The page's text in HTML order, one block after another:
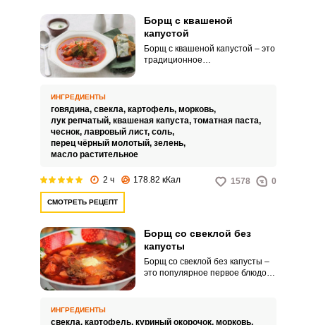
Борщ с квашеной
капустой
Борщ с квашеной капустой – это
традиционное
всего говядины), и обильного
добавления свежих овощей,
таких как картошка, свекла,
морковь, лук. Квашеная капуста
придает борщу характерный
ИНГРЕДИЕНТЫ
говядина, свекла, картофель, морковь,
лук репчатый, квашеная капуста, томатная паста,
чеснок, лавровый лист, соль,
перец чёрный молотый, зелень,
масло растительное
2 ч 178.82 кКал 1578 0
СМОТРЕТЬ РЕЦЕПТ
Борщ со свеклой без
капусты
Борщ со свеклой без капусты –
это популярное первое блюдо,
кушанье обладает
ИНГРЕДИЕНТЫ
свекла, картофель, куриный окорочок, морковь,